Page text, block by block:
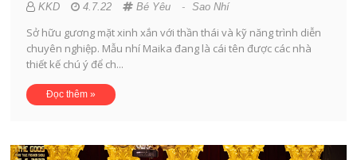
KKD 4.7.22 Bé Yêu - Sao Nhí
Sở hữu gương mặt xinh xắn với thần thái và kỹ năng trình diễn
chuyên nghiệp. Mẫu nhí Maika đang là cái tên được các nhà
thiết kế chú ý để ch...
Đọc thêm »